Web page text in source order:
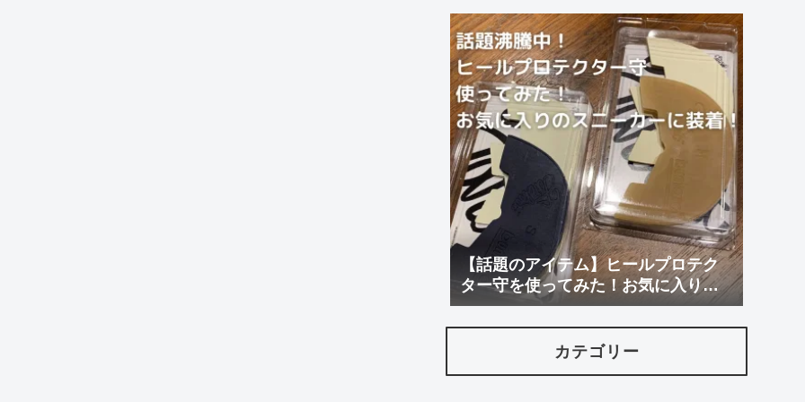
【話題のアイテム】ヒールプロテク
ター守を使ってみた！お気に入りに
装着！
カテゴリー